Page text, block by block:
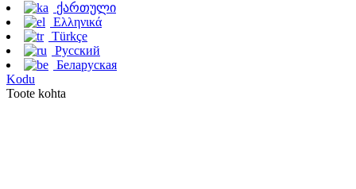
ქართული
Ελληνικά
Türkçe
Русский
Беларуская
Kodu
Toote kohta